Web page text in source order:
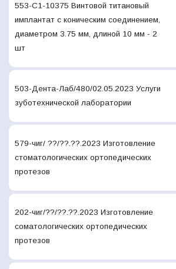
553-С1-10375 Винтовой титановый
имплантат с коническим соединением,
диаметром 3.75 мм, длиной 10 мм - 2
шт
503-Дента-Лаб/480/02.05.2023 Услуги
зуботехнической лаборатории
579-чиг/ ??/??.??.2023 Изготовление
стоматологических ортопедических
протезов
202-чиг/??/??.??.2023 Изготовление
соматологических ортопедических
протезов